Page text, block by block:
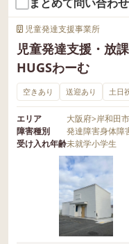
児童発達支援事業所
児童発達支援・放
HUGSわーむ
空きあり 送迎あり 土日
エリア 大阪府>岸和田市
障害種別
発達障害身体障
受け入れ年齢未就学小学生